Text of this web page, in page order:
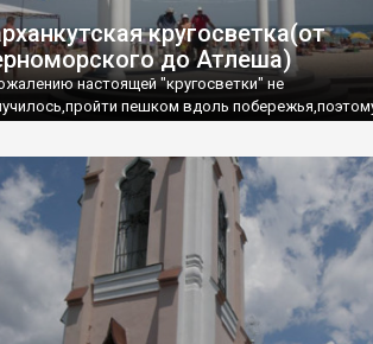
кругосветка(от
до Атлеша)
настоящей "кругосветки" не
пешком вдоль